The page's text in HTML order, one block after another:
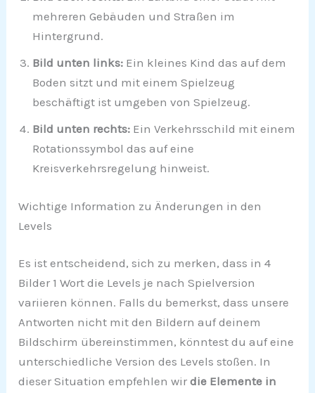
mehreren Gebäuden und Straßen im
Hintergrund.
Bild unten links: Ein kleines Kind das auf dem
Boden sitzt und mit einem Spielzeug
beschäftigt ist umgeben von Spielzeug.
Bild unten rechts: Ein Verkehrsschild mit einem
Rotationssymbol das auf eine
Kreisverkehrsregelung hinweist.
Wichtige Information zu Änderungen in den
Levels
Es ist entscheidend, sich zu merken, dass in 4
Bilder 1 Wort die Levels je nach Spielversion
variieren können. Falls du bemerkst, dass unsere
Antworten nicht mit den Bildern auf deinem
Bildschirm übereinstimmen, könntest du auf eine
unterschiedliche Version des Levels stoßen. In
dieser Situation empfehlen wirdie Elemente in